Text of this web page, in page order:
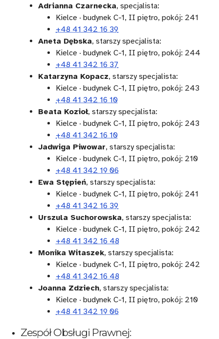
Adrianna Czarnecka, specjalista:
Kielce · budynek C-1, II piętro, pokój: 241
+48 41 342 16 39
Aneta Dębska, starszy specjalista:
Kielce · budynek C-1, II piętro, pokój: 244
+48 41 342 16 37
Katarzyna Kopacz, starszy specjalista:
Kielce · budynek C-1, II piętro, pokój: 243
+48 41 342 16 10
Beata Kozioł, starszy specjalista:
Kielce · budynek C-1, II piętro, pokój: 243
+48 41 342 16 10
Jadwiga Piwowar, starszy specjalista:
Kielce · budynek C-1, II piętro, pokój: 210
+48 41 342 19 06
Ewa Stępień, starszy specjalista:
Kielce · budynek C-1, II piętro, pokój: 241
+48 41 342 16 39
Urszula Suchorowska, starszy specjalista:
Kielce · budynek C-1, II piętro, pokój: 242
+48 41 342 16 48
Monika Witaszek, starszy specjalista:
Kielce · budynek C-1, II piętro, pokój: 242
+48 41 342 16 48
Joanna Zdziech, starszy specjalista:
Kielce · budynek C-1, II piętro, pokój: 210
+48 41 342 19 06
Zespół Obsługi Prawnej: